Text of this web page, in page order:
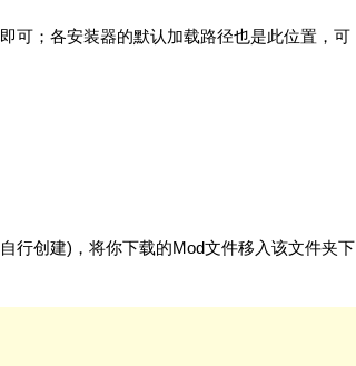
可；各安装器的默认加载路径也是此位置，可
行创建)，将你下载的Mod文件移入该文件夹下